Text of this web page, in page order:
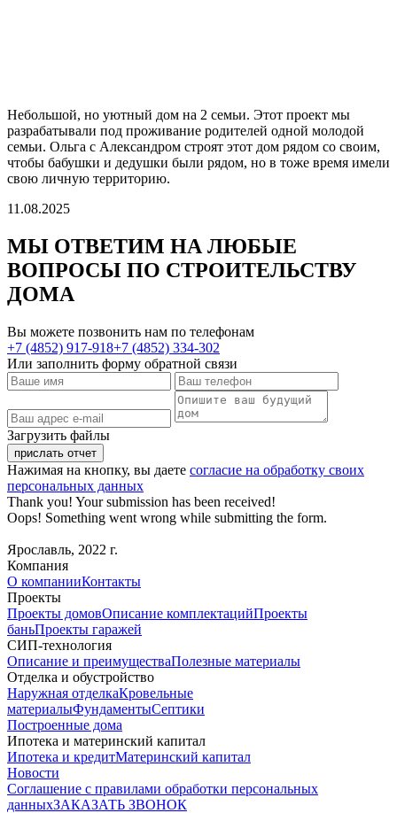
Небольшой, но уютный дом на 2 семьи. Этот проект мы
разрабатывали под проживание родителей одной молодой
семьи. Ольга с Александром строят этот дом рядом со своим,
чтобы бабушки и дедушки были рядом, но в тоже время имели
свою личную территорию.
11.08.2025
МЫ ОТВЕТИМ НА ЛЮБЫЕ
ВОПРОСЫ ПО СТРОИТЕЛЬСТВУ
ДОМА
Вы можете позвонить нам по телефонам
+7 (4852) 917-918+7 (4852) 334-302
Или заполнить форму обратной связи
Загрузить файлы
Нажимая на кнопку, вы даете согласие на обработку своих
персональных данных
Thank you! Your submission has been received!
Oops! Something went wrong while submitting the form.
Ярославль, 2022 г.
Компания
О компанииКонтакты
Проекты
Проекты домовОписание комплектацийПроекты
баньПроекты гаражей
СИП-технология
Описание и преимуществаПолезные материалы
Отделка и обустройство
Наружная отделкаКровельные
материалыФундаментыСептики
Построенные дома
Ипотека и материнский капитал
Ипотека и кредитМатеринский капитал
Новости
Соглашение с правилами обработки персональных
данныхЗАКАЗАТЬ ЗВОНОК